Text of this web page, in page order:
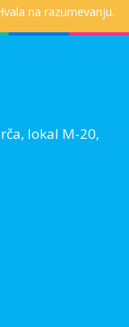
na razumevanju.
lokal M-20,